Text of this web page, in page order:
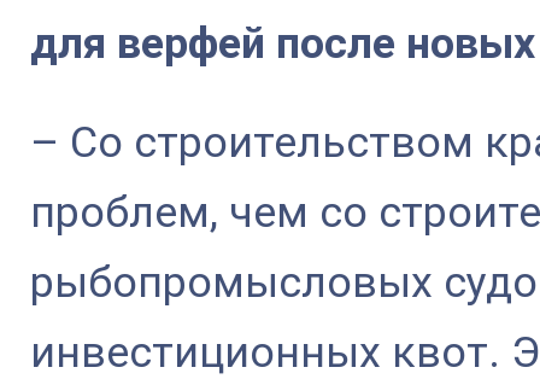
для верфей после
– Со строительством
проблем, чем со
рыбопромысловых
инвестиционных квот.